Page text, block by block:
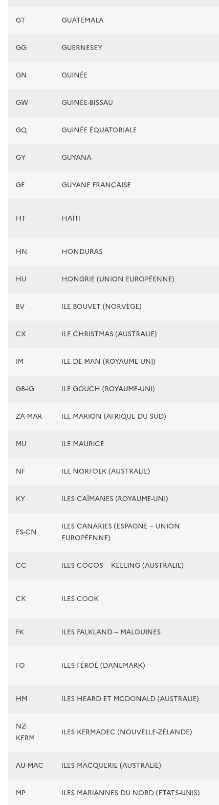
GT GUATEMALA
GG GUERNESEY
GN GUINÉE
GW GUINÉE-BISSAU
GQ GUINÉE ÉQUATORIALE
GY GUYANA
GF GUYANE FRANÇAISE
HT HAÏTI
HN HONDURAS
HU HONGRIE (UNION EUROPÉENNE)
BV ILE BOUVET (NORVÈGE)
CX ILE CHRISTMAS (AUSTRALIE)
IM ILE DE MAN (ROYAUME-UNI)
GB-IG ILE GOUCH (ROYAUME-UNI)
ZA-MAR ILE MARION (AFRIQUE DU SUD)
MU ILE MAURICE
NF ILE NORFOLK (AUSTRALIE)
KY ILES CAÏMANES (ROYAUME-UNI)
ES-CN
ILES CANARIES (ESPAGNE – UNION
EUROPÉENNE)
CC ILES COCOS – KEELING (AUSTRALIE)
CK ILES COOK
FK ILES FALKLAND – MALOUINES
FO ILES FÉROÉ (DANEMARK)
HM ILES HEARD ET MCDONALD (AUSTRALIE)
NZ-
KERM
ILES KERMADEC (NOUVELLE-ZÉLANDE)
AU-MAC ILES MACQUERIE (AUSTRALIE)
MP ILES MARIANNES DU NORD (ETATS-UNIS)